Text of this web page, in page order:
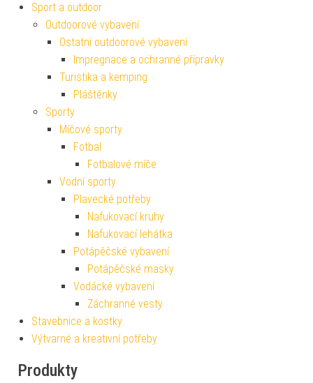
Sport a outdoor
Outdoorové vybavení
Ostatní outdoorové vybavení
Impregnace a ochranné přípravky
Turistika a kemping
Pláštěnky
Sporty
Míčové sporty
Fotbal
Fotbalové míče
Vodní sporty
Plavecké potřeby
Nafukovací kruhy
Nafukovací lehátka
Potápěčské vybavení
Potápěčské masky
Vodácké vybavení
Záchranné vesty
Stavebnice a kostky
Výtvarné a kreativní potřeby
Produkty